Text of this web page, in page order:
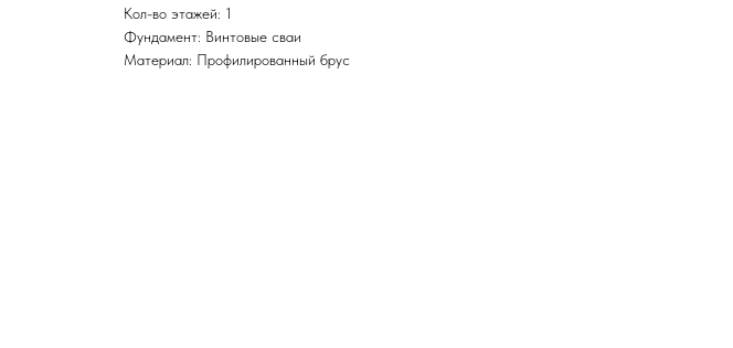
Кол-во этажей: 1
Фундамент: Винтовые сваи
Материал: Профилированный брус